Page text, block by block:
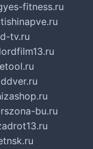
yes-fitness.ru
tishinapve.ru
tv.ru
lordfilm13.ru
bu.ru